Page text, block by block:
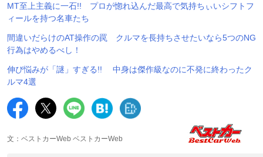
MT至上主義に一石!! プロが惚れ込んだ最高で気持ちぃいシフトフ
ィールを持つ名車たち
間違いだらけのAT操作の罠 クルマを長持ちさせたいなら5つのNG
行為はやめるべし！
伸び悩みが「謎」すぎる!! 中身は傑作級なのに不発に終わったク
ルマ4選
文：ベストカーWeb ベストカーWeb